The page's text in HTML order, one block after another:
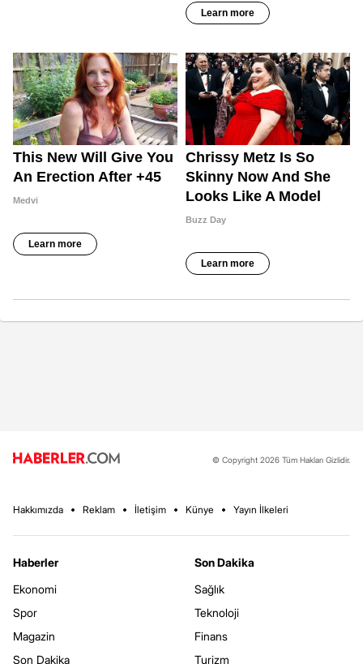
© Copyright 2026 Tüm Hakları Gizlidir.
Hakkımızda Reklam İletişim Künye Yayın İlkeleri
Haberler
Ekonomi
Spor
Magazin
Son Dakika
Son Dakika
Sağlık
Teknoloji
Finans
Turizm